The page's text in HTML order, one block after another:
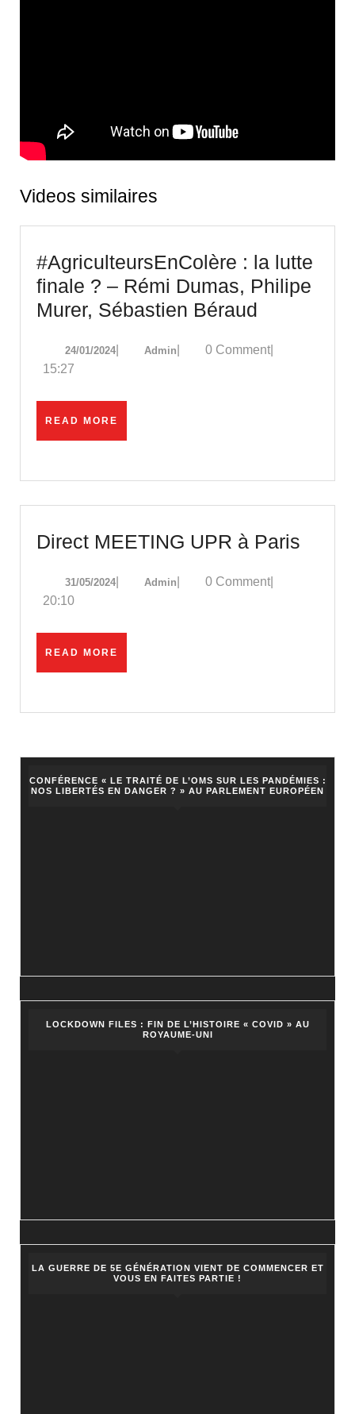
Videos similaires
#AgriculteursEnColère : la lutte
finale ? – Rémi Dumas, Philipe
Murer, Sébastien Béraud
la
Rémi
Dumas,
Murer,
Sébastien
Béraud
24/01/202424/01/2024
AdminAdmin0 Comment
15:27
READ MORE
Direct MEETING UPR à Paris
31/05/202431/05/2024
AdminAdmin0 Comment
20:10
READ MORE
CONFÉRENCE « LE TRAITÉ DE L’OMS SUR LES PANDÉMIES :
NOS LIBERTÉS EN DANGER ? » AU PARLEMENT EUROPÉEN
LOCKDOWN FILES : FIN DE L’HISTOIRE « COVID » AU
ROYAUME-UNI
LA GUERRE DE 5E GÉNÉRATION VIENT DE COMMENCER ET
VOUS EN FAITES PARTIE !